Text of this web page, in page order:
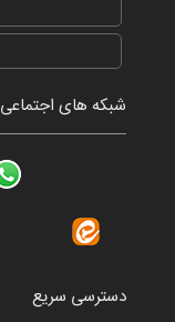
شبکه های اجتماعی
دسترسی سریع